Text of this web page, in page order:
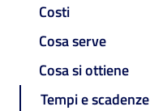
Costi
Cosa serve
Cosa si ottiene
Tempi e scadenze